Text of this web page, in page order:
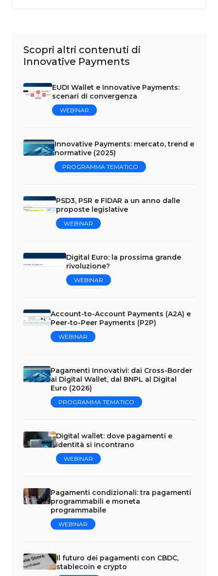
Scopri altri contenuti di
Innovative Payments
EUDI Wallet e Innovative Payments:
scenari di convergenza
WEBINAR
Innovative Payments: mercato, trend e
normative (2025)
PROGRAMMA TEMATICO
PSD3, PSR e FIDAR a un anno dalle
proposte legislative
WEBINAR
Digital Euro: la prossima grande
rivoluzione?
WEBINAR
Account-to-Account Payments (A2A) e
Peer-to-Peer Payments (P2P)
WEBINAR
Pagamenti Innovativi: dai Cross-Border
ai Digital Wallet, dal BNPL al Digital
Euro (2026)
PROGRAMMA TEMATICO
Digital wallet: dove pagamenti e
identità si incontrano
WEBINAR
Pagamenti condizionali: tra pagamenti
programmabili e moneta
programmabile
WEBINAR
Il futuro dei pagamenti con CBDC,
stablecoin e crypto